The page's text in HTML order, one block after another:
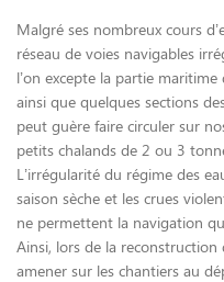
Malgré ses nombreux cours
réseau de voies navigables
l’on excepte la partie
ainsi que quelques sections
peut guère faire circuler sur
petits chalands de 2 ou 3
L’irrégularité du régime des
saison sèche et les crues
ne permettent la navigation
Ainsi, lors de la
amener sur les chantiers au